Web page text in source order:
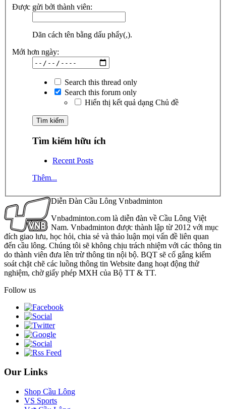
Được gửi bởi thành viên:
Dãn cách tên bằng dấu phẩy(,).
Mới hơn ngày:
Search this thread only
Search this forum only
Hiển thị kết quả dạng Chủ đề
Tìm kiếm hữu ích
Recent Posts
Thêm...
Diễn Đàn Cầu Lông Vnbadminton
Vnbadminton.com là diễn đàn về Cầu Lông Việt
Nam. Vnbadminton được thành lập từ 2012 với mục
đích giao lưu, học hỏi, chia sẻ và thảo luận mọi vấn đề liên quan
đến cầu lông. Chúng tôi sẽ không chịu trách nhiệm với các thông tin
do thành viên đưa lên trừ thông tin nội bộ. BQT sẽ cố gắng kiểm
soát chặt chẽ các luồng thông tin Website đang hoạt động thử
nghiệm, chờ giấy phép MXH của Bộ TT & TT.
Follow us
Our Links
Shop Cầu Lông
VS Sports